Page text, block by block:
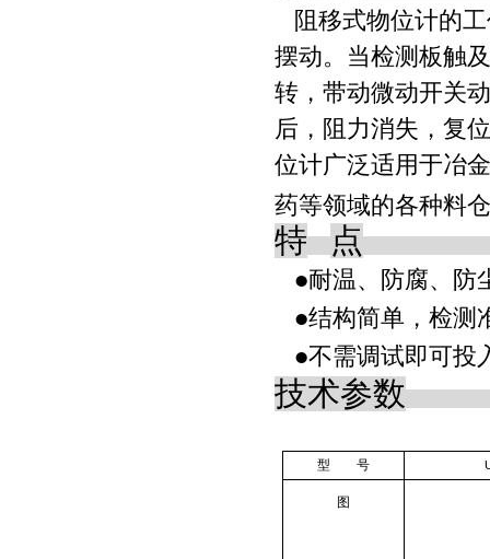
阻移式物位计的
摆动。当检测板触
转，带动微动开关
后，阻力消失，复
位计广泛适用于冶
药等领域的各种料
特 点
●耐温、防腐、防
●结构简单，检测
●不需调试即可投
技术参数
型 号
图